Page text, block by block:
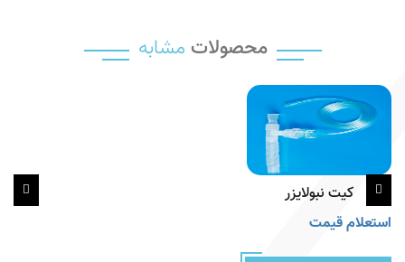
محصولات مشابه
کیت نبولایزر
استعلام قیمت